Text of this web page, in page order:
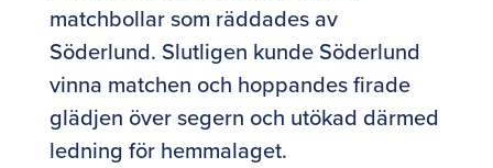
matchbollar som räddades av
Söderlund. Slutligen kunde Söderlund
vinna matchen och hoppandes firade
glädjen över segern och utökad därmed
ledning för hemmalaget.